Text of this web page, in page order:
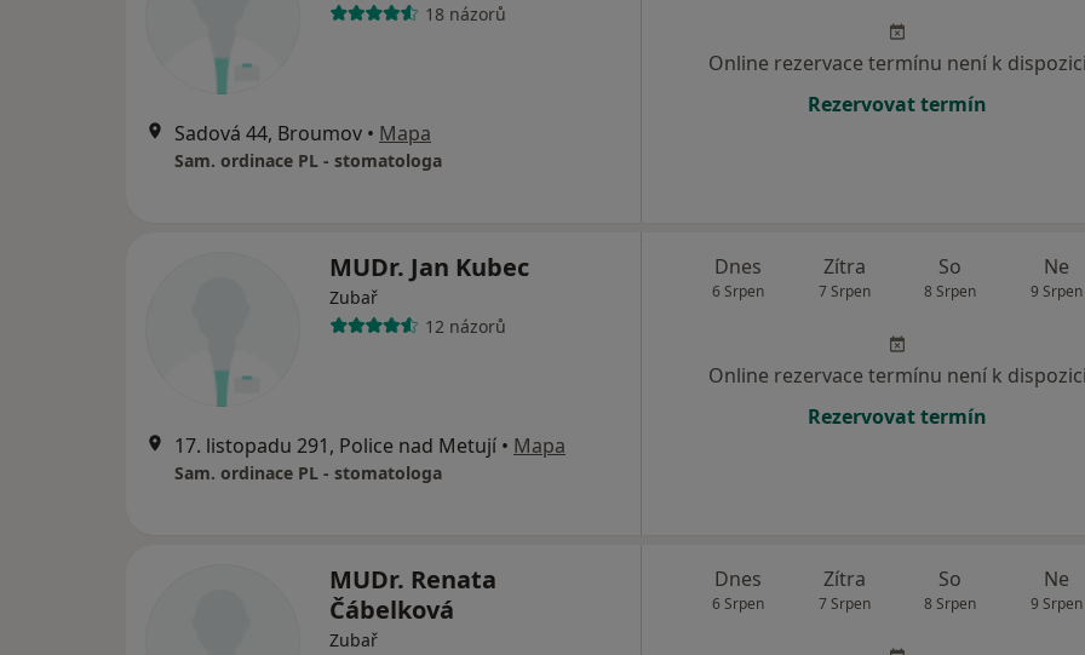
18 názorů
Sadová 44, Broumov • Mapa
Sam. ordinace PL - stomatologa
Online rezervace termínu není k dispozici
Rezervovat termín
MUDr. Jan Kubec
Zubař
12 názorů
17. listopadu 291, Police nad Metují • Mapa
Sam. ordinace PL - stomatologa
Dnes
6 Srpen
Zítra
7 Srpen
So
8 Srpen
Ne
9 Srpen
Online rezervace termínu není k dispozici
Rezervovat termín
MUDr. Renata
Čábelková
Zubař
Dnes
6 Srpen
Zítra
7 Srpen
So
8 Srpen
Ne
9 Srpen